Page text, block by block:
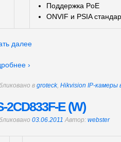
Поддержка PoE
ONVIF и PSIA
далее
›
в groteck, Hikvision IP-камеры
2CD833F-E (W)
03.06.2011 Автор: webster